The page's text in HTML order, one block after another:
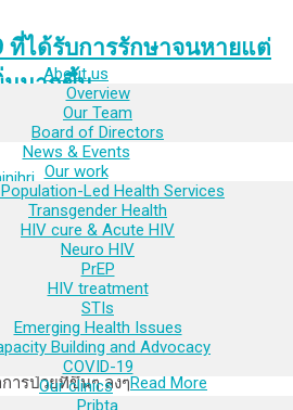
About us
Overview
Our Team
Board of Directors
News & Events
Our work
Led Health Services
Transgender Health
HIV cure & Acute HIV
Neuro HIV
PrEP
HIV treatment
STIs
Emerging Health Issues
Building and Advocacy
COVID-19
Our clinics
Pribta
ที่ได้รับการรักษาจนหายแต่
มมากขึ้น
วุฒิ แพทย์บางคนในสหรัฐอเมริกา
ห้คนป่วยเป็นโควิด-19 เป็นไวรัสที่แปลก
วยโควิด-19 บางคนผลของการรักษาไม่
ผู้ป่วยบางคนที่ได้รับการรักษาจนมี
แย่ลง แต่ต่อมามีอาการดีขึ้นอีก ในตอน
ารป่วยที่ขึ้นๆ ลงๆRead More